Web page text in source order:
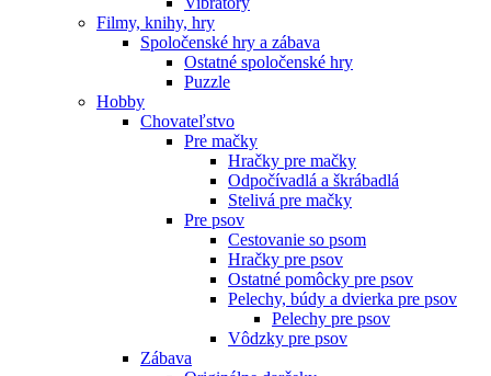
Filmy, knihy, hry
Spoločenské hry a zábava
Ostatné spoločenské hry
Puzzle
Hobby
Chovateľstvo
Pre mačky
Hračky pre mačky
Odpočívadlá a škrábadlá
Stelivá pre mačky
Pre psov
Cestovanie so psom
Hračky pre psov
Ostatné pomôcky pre psov
Pelechy, búdy a dvierka pre psov
Pelechy pre psov
Vôdzky pre psov
Zábava